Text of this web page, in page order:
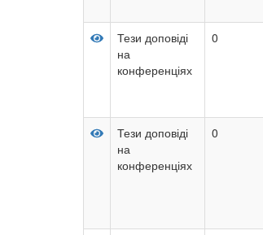
Тези доповіді
на
конференціях
0
Тези доповіді
на
конференціях
0